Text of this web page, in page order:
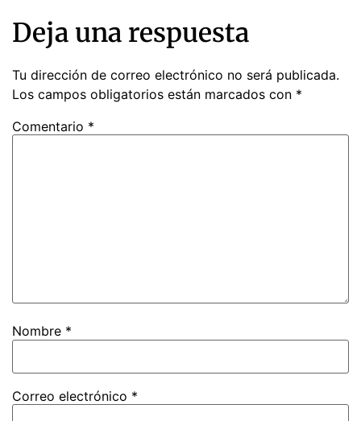
Deja una respuesta
Tu dirección de correo electrónico no será publicada.
Los campos obligatorios están marcados con *
Comentario *
Nombre *
Correo electrónico *